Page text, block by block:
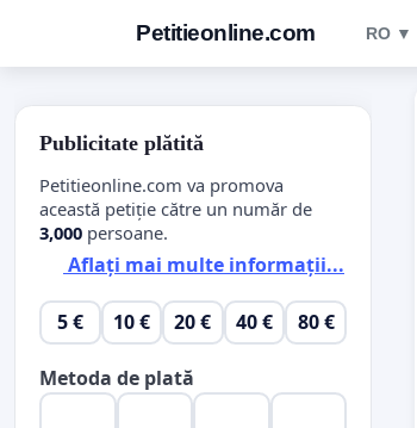
Petitieonline.com RO ▼
Publicitate plătită
Petitieonline.com va promova
această petiție către un număr de
3,000 persoane.
Aflați mai multe informații...
5 € 10 € 20 € 40 € 80 €
Metoda de plată